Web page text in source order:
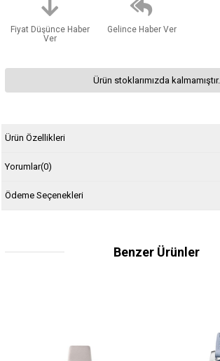
Fiyat Düşünce Haber
Ver
Gelince Haber Ver
Ürün stoklarımızda kalmamıştır.
Ürün Özellikleri
Yorumlar(0)
Ödeme Seçenekleri
Benzer Ürünler